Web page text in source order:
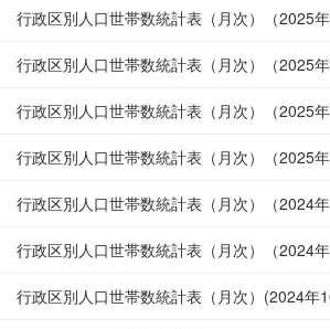
行政区別人口世帯数統計表（月次）（2025年
行政区別人口世帯数統計表（月次）（2025年
行政区別人口世帯数統計表（月次）（2025年
行政区別人口世帯数統計表（月次）（2025年
行政区別人口世帯数統計表（月次）（2024年
行政区別人口世帯数統計表（月次）（2024年
行政区別人口世帯数統計表（月次）(2024年